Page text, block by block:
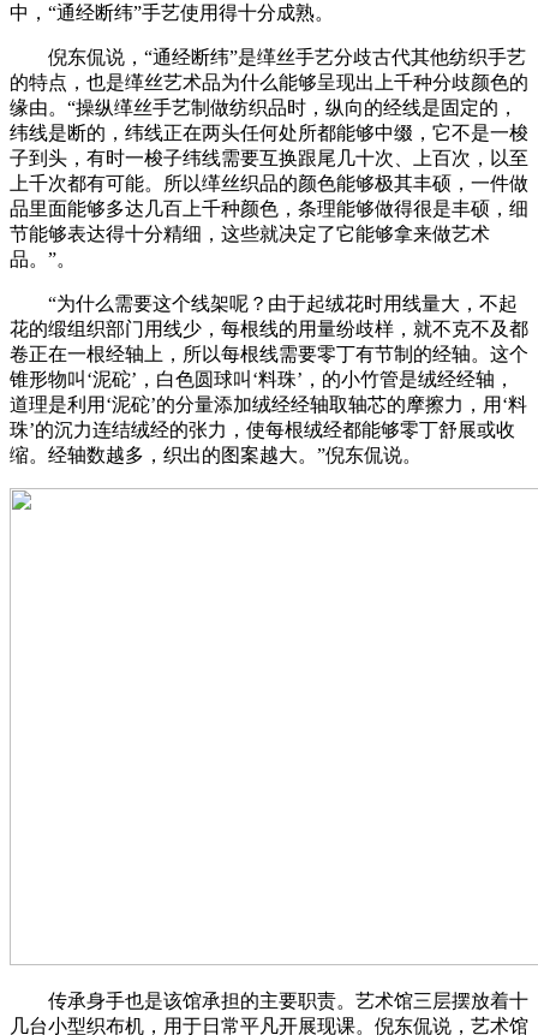
中，“通经断纬”手艺使用得十分成熟。
倪东侃说，“通经断纬”是缂丝手艺分歧古代其他纺织手艺
的特点，也是缂丝艺术品为什么能够呈现出上千种分歧颜色的
缘由。“操纵缂丝手艺制做纺织品时，纵向的经线是固定的，
纬线是断的，纬线正在两头任何处所都能够中缀，它不是一梭
子到头，有时一梭子纬线需要互换跟尾几十次、上百次，以至
上千次都有可能。所以缂丝织品的颜色能够极其丰硕，一件做
品里面能够多达几百上千种颜色，条理能够做得很是丰硕，细
节能够表达得十分精细，这些就决定了它能够拿来做艺术
品。”。
“为什么需要这个线架呢？由于起绒花时用线量大，不起
花的缎组织部门用线少，每根线的用量纷歧样，就不克不及都
卷正在一根经轴上，所以每根线需要零丁有节制的经轴。这个
锥形物叫‘泥砣’，白色圆球叫‘料珠’，的小竹管是绒经经轴，
道理是利用‘泥砣’的分量添加绒经经轴取轴芯的摩擦力，用‘料
珠’的沉力连结绒经的张力，使每根绒经都能够零丁舒展或收
缩。经轴数越多，织出的图案越大。”倪东侃说。
传承身手也是该馆承担的主要职责。艺术馆三层摆放着十
几台小型织布机，用于日常平凡开展现课。倪东侃说，艺术馆